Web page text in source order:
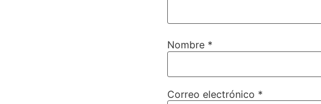
Nombre *
Correo electrónico *